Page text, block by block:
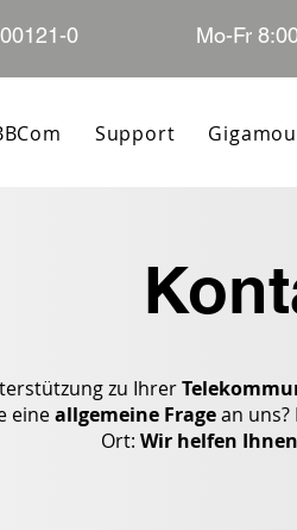
0 Mo-Fr
Support
zu Ihrer
eineallgemeine Fragean uns?
Ort: Wir helfen